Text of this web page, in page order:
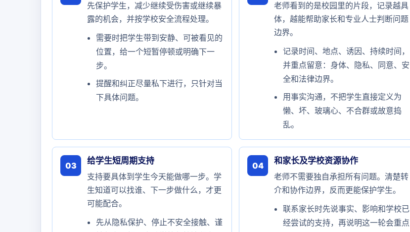
先保护学生，减少继续受伤害或继续暴
露的机会，并按学校安全流程处理。
需要时把学生带到安静、可被看见的
位置，给一个短暂停顿或明确下一
步。
提醒和纠正尽量私下进行，只针对当
下具体问题。
老师看到的是校园里的片段，记录越具
体，越能帮助家长和专业人士判断问题
边界。
记录时间、地点、诱因、持续时间，
并重点留意：身体、隐私、同意、安
全和法律边界。
用事实沟通，不把学生直接定义为
懒、坏、玻璃心、不合群或故意捣
乱。
03
给学生短周期支持
支持要具体到学生今天能做哪一步。学
生知道可以找谁、下一步做什么，才更
可能配合。
先从隐私保护、停止不安全接触、谨
04
和家长及学校资源协作
老师不需要独自承担所有问题。清楚转
介和协作边界，反而更能保护学生。
联系家长时先说事实、影响和学校已
经尝试的支持，再说明这一轮会重点